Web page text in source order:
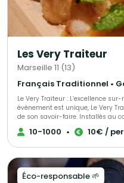
Les Very Traiteur
Marseille 11 (13)
Le Very Traiteur : L’excellence
événement est unique, Le Very
de son savoir-faire. Installés au
concevons des expériences
soyez un particulier célébrant un
une logistique sans faille et ce
inoubliable.
10-1000 • 10€ /
Éco-responsable 🌱